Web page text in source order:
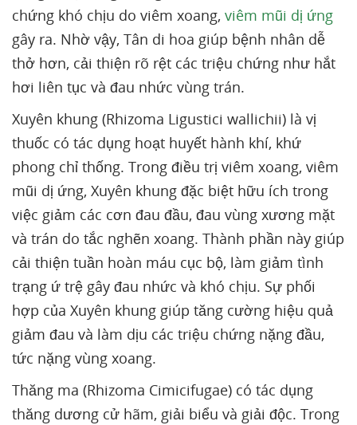
chứng khó chịu do viêm xoang, viêm mũi dị ứng
gây ra. Nhờ vậy, Tân di hoa giúp bệnh nhân dễ
thở hơn, cải thiện rõ rệt các triệu chứng như hắt
hơi liên tục và đau nhức vùng trán.
Xuyên khung (Rhizoma Ligustici wallichii) là vị
thuốc có tác dụng hoạt huyết hành khí, khứ
phong chỉ thống. Trong điều trị viêm xoang, viêm
mũi dị ứng, Xuyên khung đặc biệt hữu ích trong
việc giảm các cơn đau đầu, đau vùng xương mặt
và trán do tắc nghẽn xoang. Thành phần này giúp
cải thiện tuần hoàn máu cục bộ, làm giảm tình
trạng ứ trệ gây đau nhức và khó chịu. Sự phối
hợp của Xuyên khung giúp tăng cường hiệu quả
giảm đau và làm dịu các triệu chứng nặng đầu,
tức nặng vùng xoang.
Thăng ma (Rhizoma Cimicifugae) có tác dụng
thăng dương cử hãm, giải biểu và giải độc. Trong